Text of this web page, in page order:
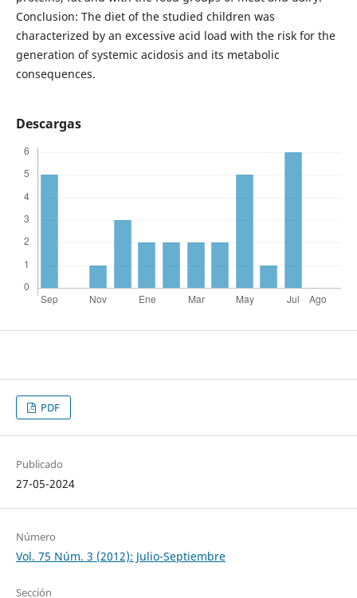
Conclusion: The diet of the studied children was
characterized by an excessive acid load with the risk for the
generation of systemic acidosis and its metabolic
consequences.
Descargas
PDF
Publicado
27-05-2024
Número
Vol. 75 Núm. 3 (2012): Julio-Septiembre
Sección